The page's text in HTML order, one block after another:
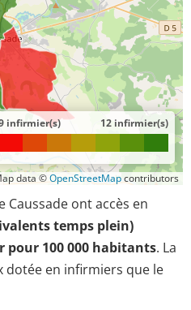
infirmier(s) 12 infirmier(s)
data ©OpenStreetMapcontributors
Caussade ont accès en
temps plein)
100 000 habitants. La
dotée en infirmiers que le